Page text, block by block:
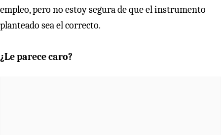
empleo, pero no estoy segura de que el instrumento
planteado sea el correcto.
¿Le parece caro?